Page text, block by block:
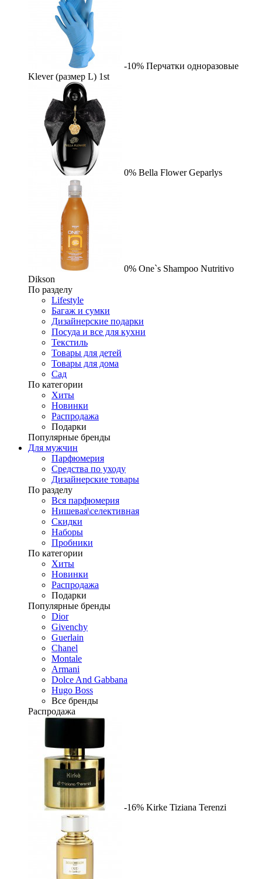
-10% Перчатки одноразовые
Klever (размер L) 1st
0% Bella Flower Geparlys
0% One`s Shampoo Nutritivo
Dikson
По разделу
Lifestyle
Багаж и сумки
Дизайнерские подарки
Посуда и все для кухни
Текстиль
Товары для детей
Товары для дома
Сад
По категории
Хиты
Новинки
Распродажа
Подарки
Популярные бренды
Для мужчин
Парфюмерия
Средства по уходу
Дизайнерские товары
По разделу
Вся парфюмерия
Нишевая\селективная
Скидки
Наборы
Пробники
По категории
Хиты
Новинки
Распродажа
Подарки
Популярные бренды
Dior
Givenchy
Guerlain
Chanel
Montale
Armani
Dolce And Gabbana
Hugo Boss
Все бренды
Распродажа
-16% Kirke Tiziana Terenzi